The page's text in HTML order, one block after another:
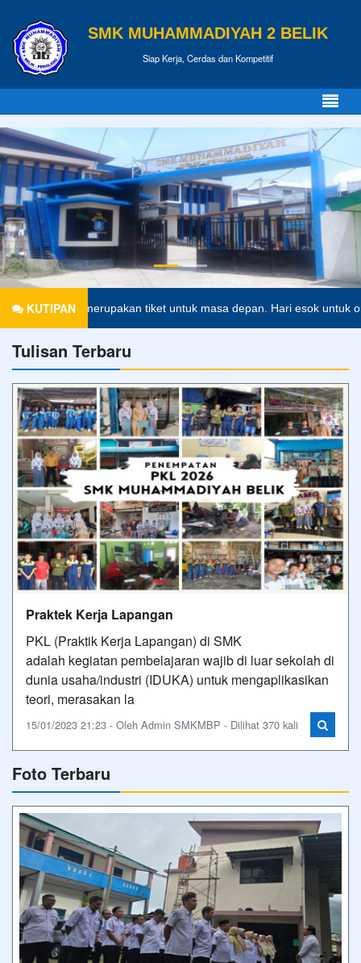
SMK MUHAMMADIYAH 2 BELIK
Siap Kerja, Cerdas dan Kompetitif
KUTIPAN
merupakan tiket untuk masa depan. Hari esok untuk orang-
Tulisan Terbaru
Praktek Kerja Lapangan
PKL (Praktik Kerja Lapangan) di SMK
adalah kegiatan pembelajaran wajib di luar sekolah di
dunia usaha/industri (IDUKA) untuk mengaplikasikan
teori, merasakan la
15/01/2023 21:23 - Oleh Admin SMKMBP - Dilihat 370 kali
Foto Terbaru